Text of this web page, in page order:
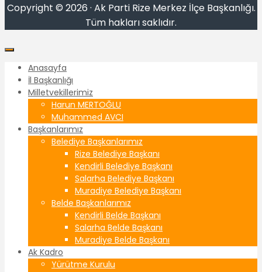
Copyright © 2026 · Ak Parti Rize Merkez İlçe Başkanlığı.
Tüm hakları saklıdır.
Anasayfa
İl Başkanlığı
Milletvekillerimiz
Harun MERTOĞLU
Muhammed AVCI
Başkanlarımız
Belediye Başkanlarımız
Rize Belediye Başkanı
Kendirli Belediye Başkanı
Salarha Belediye Başkanı
Muradiye Belediye Başkanı
Belde Başkanlarımız
Kendirli Belde Başkanı
Salarha Belde Başkanı
Muradiye Belde Başkanı
Ak Kadro
Yürütme Kurulu